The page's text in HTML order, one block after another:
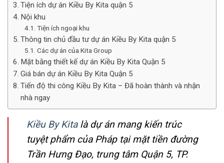
Tiện ích dự án Kiều By Kita quận 5
Nội khu
Tiện ích ngoại khu
Thông tin chủ đầu tư dự án Kiều By Kita quận 5
Các dự án của Kita Group
Mặt bằng thiết kế dự án Kiều By Kita Quận 5
Giá bán dự án Kiều By Kita Quận 5
Tiến độ thi công Kiều By Kita – Đã hoàn thành và nhận
nhà ngay
Kiều By Kitalà dự án mang kiến trúc
tuyệt phẩm của Pháp tại mặt tiền đường
Trần Hưng Đạo, trung tâm Quận 5, TP.